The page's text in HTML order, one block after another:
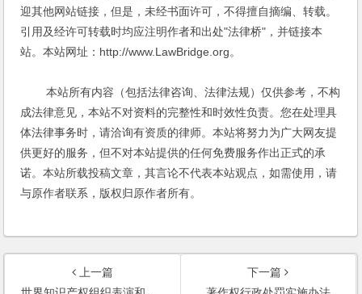
迎其他网站链接，但是，未经书面许可，不得擅自摘编、转载。
引用及经许可转载时均应注明作者和出处"法律桥"，并链接本
站。本站网址：http://www.LawBridge.org。
本站所有内容（包括法律咨询、法律法规）仅供参考，不构
成法律意见，本站不对资料的完整性和时效性负责。您在处理具
体法律事务时，请洽询有资质的律师。本站将努力为广大网友提
供更好的服务，但不对本站提供的任何免费服务作出正式的承
诺。本站所载投稿文章，其言论不代表本站观点，如需使用，请
与原作者联系，版权归原作者所有。
上一篇
下一篇